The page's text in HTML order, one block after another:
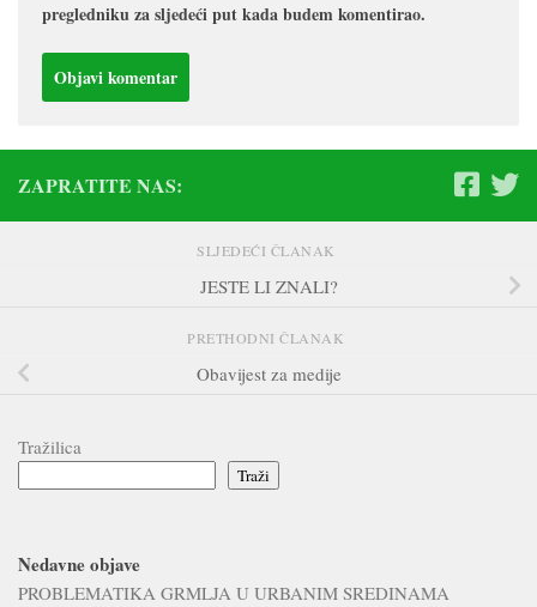
pregledniku za sljedeći put kada budem komentirao.
ZAPRATITE NAS:
SLJEDEĆI ČLANAK
JESTE LI ZNALI?
PRETHODNI ČLANAK
Obavijest za medije
Tražilica
Traži
Nedavne objave
PROBLEMATIKA GRMLJA U URBANIM SREDINAMA